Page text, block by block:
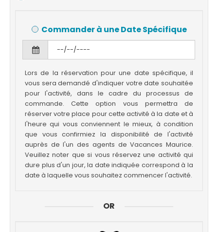
Commander à une Date Spécifique
Lors de la réservation pour une date spécifique, il
vous sera demandé d'indiquer votre date souhaitée
pour l'activité, dans le cadre du processus de
commande. Cette option vous permettra de
réserver votre place pour cette activité à la date et à
l'heure qui vous conviennent le mieux, à condition
que vous confirmiez la disponibilité de l'activité
auprès de l'un des agents de Vacances Maurice.
Veuillez noter que si vous réservez une activité qui
dure plus d'un jour, la date indiquée correspond à la
date à laquelle vous souhaitez commencer l'activité.
OR